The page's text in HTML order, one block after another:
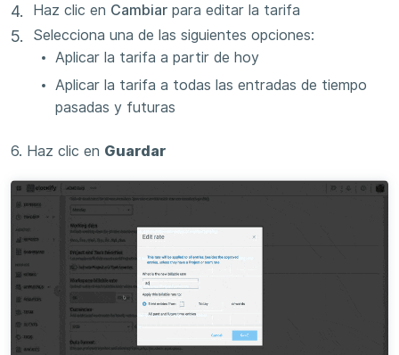
Haz clic en Cambiar para editar la tarifa
Selecciona una de las siguientes opciones:
Aplicar la tarifa a partir de hoy
Aplicar la tarifa a todas las entradas de tiempo
pasadas y futuras
6. Haz clic en Guardar